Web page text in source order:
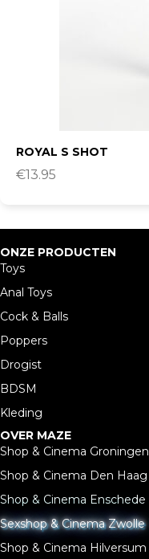
ROYAL S SHOT
€13.95
ONZE PRODUCTEN
Toys
Anal Toys
Cock & Balls
Poppers
Drogist
BDSM
Kleding
OVER MAZE
Shop & Cinema Groningen
Shop & Cinema Den Haag
Shop & Cinema Enschede
Sexshop & Cinema Zwolle
Shop & Cinema Hilversum